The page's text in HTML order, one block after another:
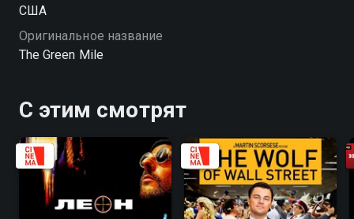
США
Оригинальное название
The Green Mile
С этим смотрят